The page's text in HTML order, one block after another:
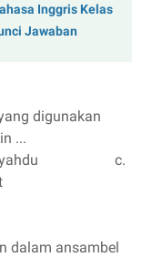
Inggris Kelas
Jawaban
digunakan
...
c.
dalam ansambel